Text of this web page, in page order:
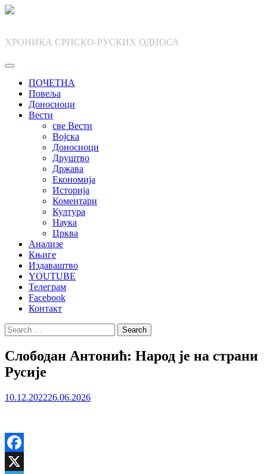
Skip
ХРОНИКА СРПСКО-РУСКИХ ОДНОСА
ПОЧЕТНА
Повеља
Доносиоци
Вести
све Вести
Војска
Доносиоци
Друштво
Држава
Економија
Историја
Коментари
Култура
Наука
Црква
Анализе
Књиге
Издаваштво
YOUTUBE
Телеграм
Facebook
Контакт
Search
for:
Слободан Антонић: Народ је на страни
Русије
10.12.202226.06.2026
Facebook